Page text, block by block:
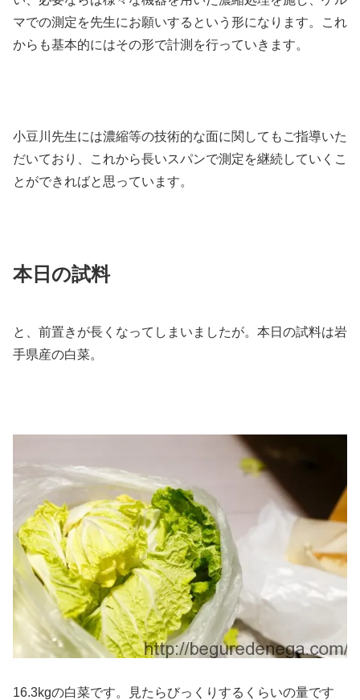
マでの測定を先生にお願いするという形になります。これ
からも基本的にはその形で計測を行っていきます。
小豆川先生には濃縮等の技術的な面に関してもご指導いた
だいており、これから長いスパンで測定を継続していくこ
とができればと思っています。
本日の試料
と、前置きが長くなってしまいましたが。本日の試料は岩
手県産の白菜。
16.3kgの白菜です。見たらびっくりするくらいの量です